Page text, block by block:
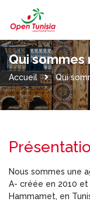
Qui sommes
Accueil Qui
Nous sommes une
A- créée en 2010
Hammamet, en